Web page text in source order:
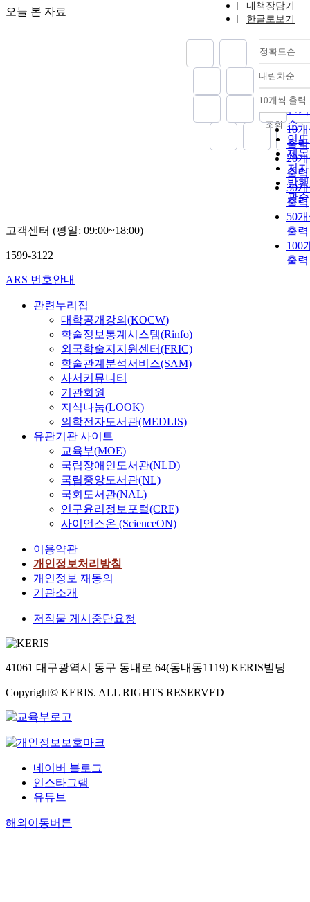
오늘 본 자료
내책장담기
한글로보기
정확도순
정
순
인
순
연
제
저
발
관순
내림차순
내
10개씩 출력
10
출력
20
출력
30
출력
50
출력
100
출력
조회
고객센터 (평일: 09:00~18:00)
1599-3122
ARS 번호안내
관련누리집
대학공개강의(KOCW)
학술정보통계시스템(Rinfo)
외국학술지지원센터(FRIC)
학술관계분석서비스(SAM)
사서커뮤니티
기관회원
지식나눔(LOOK)
의학전자도서관(MEDLIS)
유관기관 사이트
교육부(MOE)
국립장애인도서관(NLD)
국립중앙도서관(NL)
국회도서관(NAL)
연구윤리정보포털(CRE)
사이언스온 (ScienceON)
이용약관
개인정보처리방침
개인정보 재동의
기관소개
저작물 게시중단요청
41061 대구광역시 동구 동내로 64(동내동1119) KERIS빌딩
Copyright© KERIS. ALL RIGHTS RESERVED
네이버 블로그
인스타그램
유튜브
해외이동버튼